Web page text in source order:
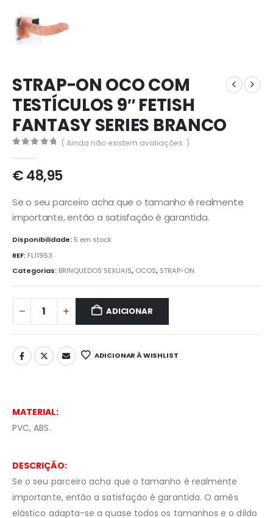
STRAP-ON OCO COM
TESTÍCULOS 9″ FETISH
FANTASY SERIES BRANCO
( Ainda não existem avaliações. )
€48,95
Se o seu parceiro acha que o tamanho é realmente
importante, então a satisfação é garantida.
Disponibilidade: 5 em stock
REF: FL11953
Categorias: BRINQUEDOS SEXUAIS, OCOS, STRAP-ON
ADICIONAR
ADICIONAR À WISHLIST
MATERIAL:
PVC, ABS.
DESCRIÇÃO:
Se o seu parceiro acha que o tamanho é realmente
importante, então a satisfação é garantida. O arnês
elástico adapta-se a quase todos os tamanhos e o dildo